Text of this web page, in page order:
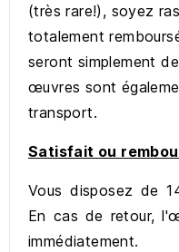
(très rare!), soyez
totalement
seront simplement
œuvres sont
transport.
Satisfait ou
Vous disposez de
En cas de retour,
immédiatement.